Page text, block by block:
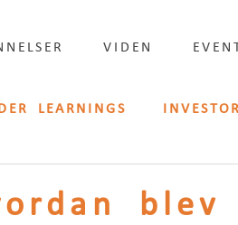
VIDEN
LEARNINGS
blev